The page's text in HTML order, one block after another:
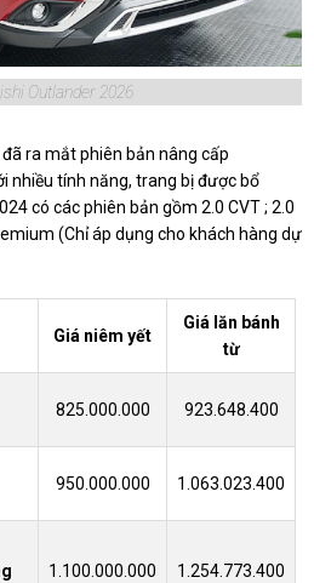
Outlander 2026
ra mắt phiên bản nâng cấp
nhiều tính năng, trang bị được bổ
có các phiên bản gồm 2.0 CVT ; 2.0
(Chỉ áp dụng cho khách hàng dự
Giá niêm yết
Giá lăn bánh
từ
825.000.000 923.648.400
950.000.000 1.063.023.400
1.100.000.000 1.254.773.400